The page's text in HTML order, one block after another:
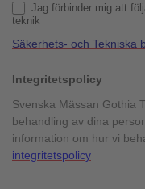
Jag förbinder mig att
teknik
Säkerhets- och Tekniska
Integritetspolicy
Svenska Mässan Gothia
behandling av dina
information om hur vi
integritetspolicy